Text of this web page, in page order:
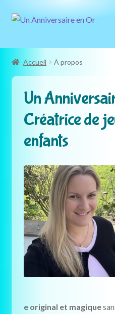
Aller
navigation
Aller
Accueil À propos
Un
Créatrice de
enfants
e original et magique